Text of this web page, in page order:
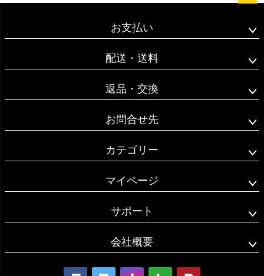
ップ
お支払い
配送・送料
返品・交換
お問合せ先
カテゴリー
マイページ
サポート
会社概要